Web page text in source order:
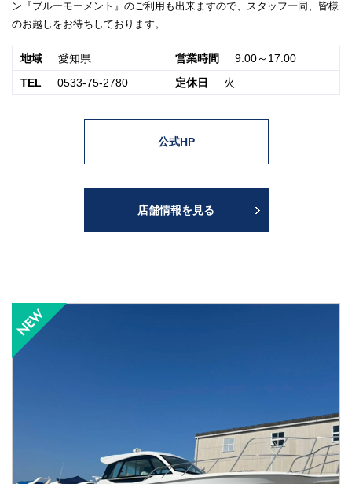
ン『ブルーモーメント』のご利用も出来ますので、スタッフ一同、皆様
のお越しをお待ちしております。
地域 愛知県 営業時間
9:00～17:00
TEL
0533-75-2780 定休日 火
公式HP
店舗情報を見る